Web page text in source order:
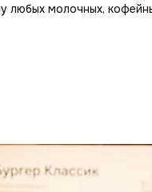
молочных,